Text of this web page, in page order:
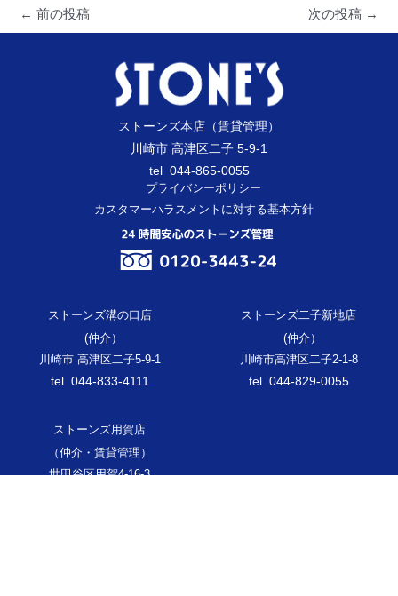
← 前の投稿 次の投稿 →
ストーンズ本店（賃貸管理）
川崎市 高津区二子 5-9-1
tel 044-865-0055
プライバシーポリシー
カスタマーハラスメントに対する基本方針
ストーンズ溝の口店
(仲介）
川崎市 高津区二子5-9-1
tel 044-833-4111
ストーンズ二子新地店
(仲介）
川崎市高津区二子2-1-8
tel 044-829-0055
ストーンズ用賀店
（仲介・賃貸管理）
世田谷区用賀4-16-3